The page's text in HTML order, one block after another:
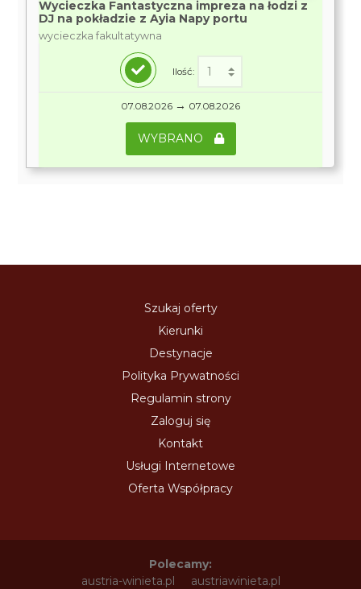
Wycieczka Fantastyczna impreza na łodzi z
DJ na pokładzie z Ayia Napy portu
wycieczka fakultatywna
Ilość:
07.08.2026 → 07.08.2026
WYBRANO
Szukaj oferty
Kierunki
Destynacje
Polityka Prywatności
Regulamin strony
Zaloguj się
Kontakt
Usługi Internetowe
Oferta Współpracy
Polecamy:
austria-winieta.pl
austriawinieta.pl